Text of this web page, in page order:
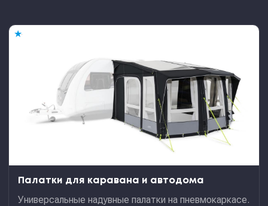
★
Палатки для каравана и автодома
Универсальные надувные палатки на пневмокаркасе.